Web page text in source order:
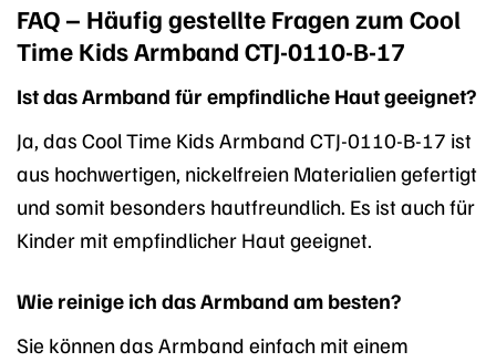
FAQ – Häufig gestellte Fragen zum Cool
Time Kids Armband CTJ-0110-B-17
Ist das Armband für empfindliche Haut geeignet?
Ja, das Cool Time Kids Armband CTJ-0110-B-17 ist
aus hochwertigen, nickelfreien Materialien gefertigt
und somit besonders hautfreundlich. Es ist auch für
Kinder mit empfindlicher Haut geeignet.
Wie reinige ich das Armband am besten?
Sie können das Armband einfach mit einem